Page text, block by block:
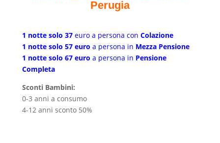
Perugia
1 notte solo 37euro a persona con Colazione
1 notte solo 57 euro a persona in Mezza Pensione
1 notte solo 67 euro a persona in Pensione
Completa
Sconti Bambini:
0-3 anni a consumo
4-12 anni sconto 50%